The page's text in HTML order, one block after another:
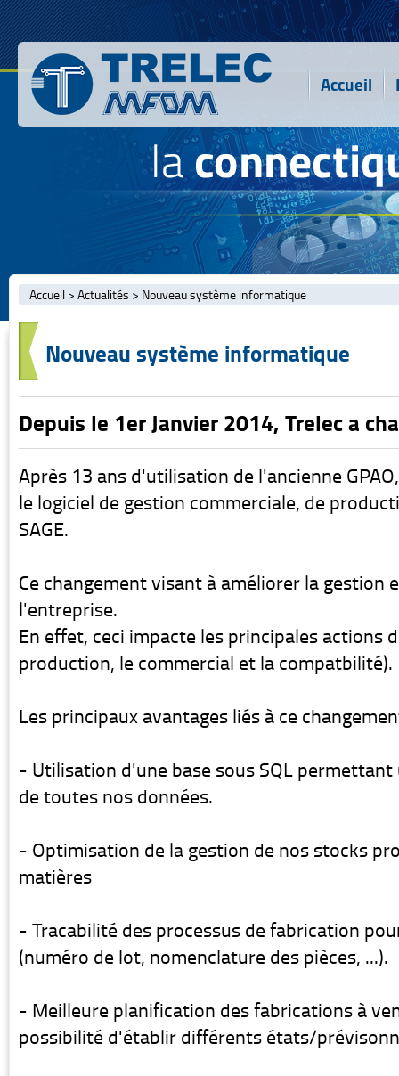
Accueil
Accueil > Actualités > Nouveau système informatique
Nouveau système informatique
Depuis le 1er Janvier 2014, Trelec a
Après 13 ans d'utilisation de l'ancienne
le logiciel de gestion commerciale, de
SAGE.
Ce changement visant à améliorer la gestion
l'entreprise.
En effet, ceci impacte les principales actions
production, le commercial et la compatbilité).
Les principaux avantages liés à ce
- Utilisation d'une base sous SQL
de toutes nos données.
- Optimisation de la gestion de nos stocks
matières
- Tracabilité des processus de fabrication
(numéro de lot, nomenclature des pièces, ...).
- Meilleure planification des fabrications à
possibilité d'établir différents états/